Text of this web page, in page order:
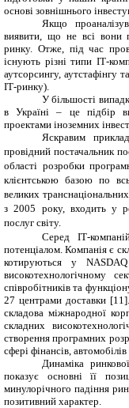
основі зовнішнього
Якщо
виявити, що не всі вони
ринку. Отже, під час
існують різні типи ІТ-
аутсорсингу, аутстафінгу
ІТ-ринку).
У більшості
в Україні – це підбір
проектами іноземних
Яскравим
провідний постачальник
області розробки
клієнтською базою по
великих
з 2005 року, входить у
послуг світу.
Серед ІТ-
потенціалом. Компанія є
котируються у
високотехнологічному
співробітників та
27 центрами доставки
складова міжнародної
складних
створення програмних
сфері фінансів, автомобілів
Динаміка
показує основні її
минулорічного падіння
позитивний характер.